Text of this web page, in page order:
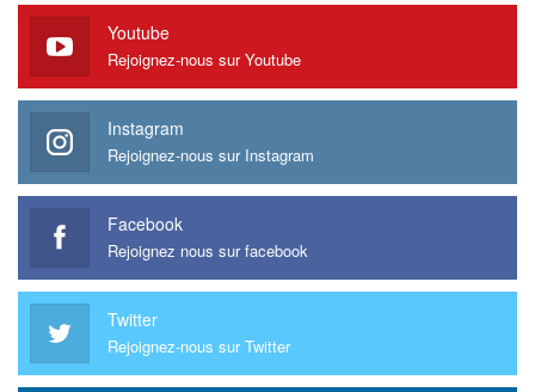
Youtube
Rejoignez-nous sur Youtube
Instagram
Rejoignez-nous sur Instagram
Facebook
Rejoignez nous sur facebook
Twitter
Rejoignez-nous sur Twitter